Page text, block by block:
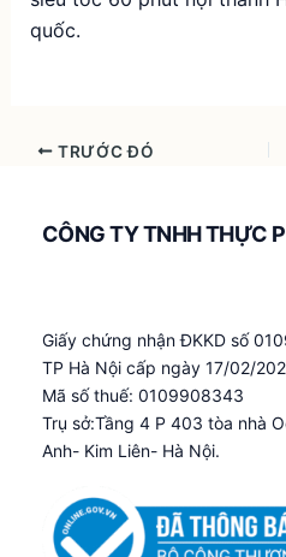
quốc.
TRƯỚC ĐÓ
CÔNG TY TNHH THỰC
Giấy chứng nhận ĐKKD số
TP Hà Nội cấp ngày 17/02/
Mã số thuế: 0109908343
Trụ sở:Tầng 4 P 403 tòa nhà
Anh- Kim Liên- Hà Nội.